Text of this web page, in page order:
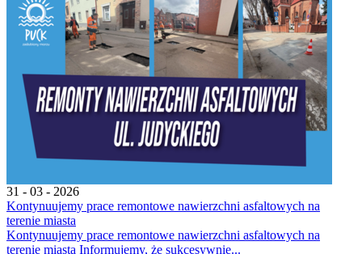
31 - 03 - 2026
Kontynuujemy prace remontowe nawierzchni asfaltowych na
terenie miasta
Kontynuujemy prace remontowe nawierzchni asfaltowych na
terenie miasta Informujemy, że sukcesywnie...